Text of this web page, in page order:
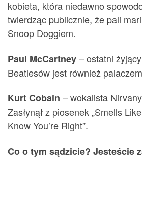
kobieta, która niedawno
twierdząc publicznie, że pali
Snoop Doggiem.
Paul McCartney– ostatni
Beatlesów jest również
Kurt Cobain – wokalista
Zasłynął z piosenek „Smells
Know You’re Right”.
Co o tym sądzicie? Jesteście